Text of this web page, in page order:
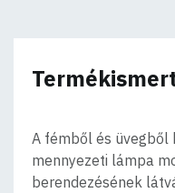
A fémből és
mennyezeti lámpa
berendezésének